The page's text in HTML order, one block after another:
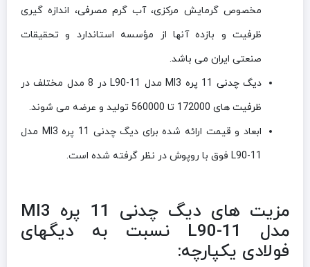
مخصوص گرمایش مرکزی، آب گرم مصرفی، اندازه گیری
ظرفیت و بازده آنها از مؤسسه استاندارد و تحقیقات
صنعتی ایران می باشد.
دیگ چدنی 11 پره MI3 مدل L90-11 در 8 مدل مختلف در
ظرفیت های 172000 تا 560000 تولید و عرضه می شوند.
ابعاد و قيمت ارائه شده برای دیگ چدنی 11 پره MI3 مدل
L90-11 فوق با روپوش در نظر گرفته شده است.
مزیت های دیگ چدنی 11 پره MI3
مدل L90-11 نسبت به دیگهای
فولادی یکپارچه: